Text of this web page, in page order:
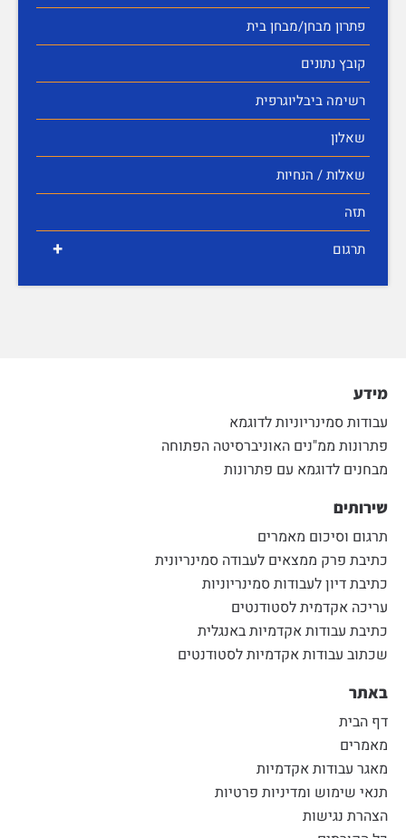
פתרון מבחן/מבחן בית
קובץ נתונים
רשימה ביבליוגרפית
שאלון
שאלות / הנחיות
תזה
+ תרגום
מידע
עבודות סמינריוניות לדוגמא
פתרונות ממ"נים האוניברסיטה הפתוחה
מבחנים לדוגמא עם פתרונות
שירותים
תרגום וסיכום מאמרים
כתיבת פרק ממצאים לעבודה סמינריונית
כתיבת דיון לעבודות סמינריוניות
עריכה אקדמית לסטודנטים
כתיבת עבודות אקדמיות באנגלית
שכתוב עבודות אקדמיות לסטודנטים
באתר
דף הבית
מאמרים
מאגר עבודות אקדמיות
תנאי שימוש ומדיניות פרטיות
הצהרת נגישות